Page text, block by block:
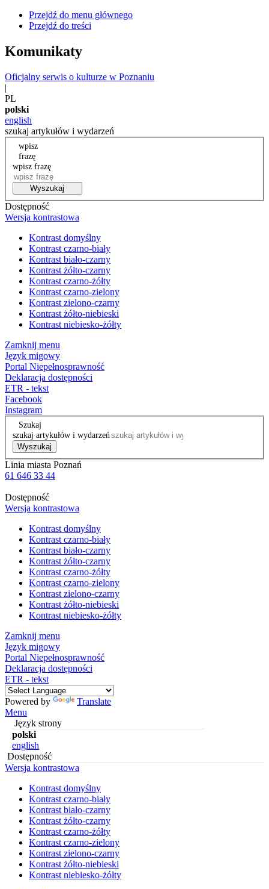
Przejdź do menu głównego
Przejdź do treści
Komunikaty
Oficjalny serwis o kulturze w Poznaniu
|
PL
polski
english
szukaj artykułów i wydarzeń
wpisz
frazę
wpisz frazę
Wyszukaj
Dostępność
Wersja kontrastowa
Kontrast domyślny
Kontrast czarno-biały
Kontrast biało-czarny
Kontrast żółto-czarny
Kontrast czarno-żółty
Kontrast czarno-zielony
Kontrast zielono-czarny
Kontrast żółto-niebieski
Kontrast niebiesko-żółty
Zamknij menu
Język migowy
Portal Niepełnosprawność
Deklaracja dostępności
ETR - tekst
Facebook
Instagram
Szukaj
szukaj artykułów i wydarzeń
Wyszukaj
Linia miasta Poznań
61 646 33 44
Dostępność
Wersja kontrastowa
Kontrast domyślny
Kontrast czarno-biały
Kontrast biało-czarny
Kontrast żółto-czarny
Kontrast czarno-żółty
Kontrast czarno-zielony
Kontrast zielono-czarny
Kontrast żółto-niebieski
Kontrast niebiesko-żółty
Zamknij menu
Język migowy
Portal Niepełnosprawność
Deklaracja dostępności
ETR - tekst
Powered by
Translate
Menu
Język strony
polski
english
Dostępność
Wersja kontrastowa
Kontrast domyślny
Kontrast czarno-biały
Kontrast biało-czarny
Kontrast żółto-czarny
Kontrast czarno-żółty
Kontrast czarno-zielony
Kontrast zielono-czarny
Kontrast żółto-niebieski
Kontrast niebiesko-żółty